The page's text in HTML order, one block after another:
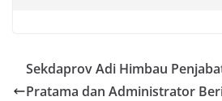
Sekdaprov Adi Himbau
Pratama dan Administrator